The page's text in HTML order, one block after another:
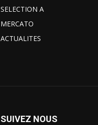
SELECTION A
MERCATO
ACTUALITES
SUIVEZ NOUS